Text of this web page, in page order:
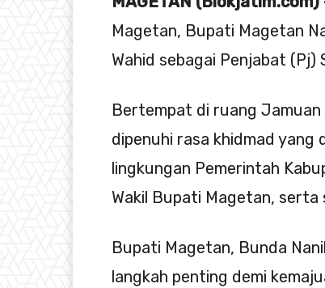
Magetan, Bupati Magetan
Wahid sebagai Penjabat
Bertempat di ruang Jamuan
dipenuhi rasa khidmad yang
lingkungan Pemerintah
Wakil Bupati Magetan, serta
Bupati Magetan, Bunda
langkah penting demi